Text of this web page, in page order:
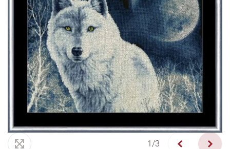
1/3